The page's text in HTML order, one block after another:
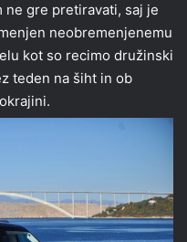
ne gre pretiravati, saj je
neobremenjenemu
kot so recimo družinski
teden na šiht in ob